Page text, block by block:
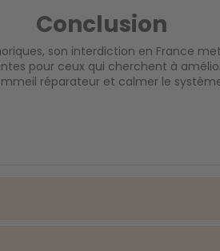
Conclusion
son interdiction en France
pour ceux qui cherchent à
réparateur et calmer le